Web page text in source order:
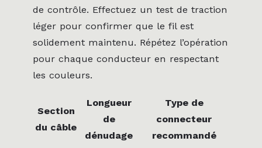
de contrôle. Effectuez un test de traction
léger pour confirmer que le fil est
solidement maintenu. Répétez l’opération
pour chaque conducteur en respectant
les couleurs.
Section
du câble
Longueur
de
dénudage
Type de
connecteur
recommandé